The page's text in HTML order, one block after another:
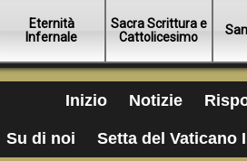
Eternità
Infernale
Sacra Scrittura e
Cattolicesimo
Inizio Notizie
Su di noi Setta del Vaticano